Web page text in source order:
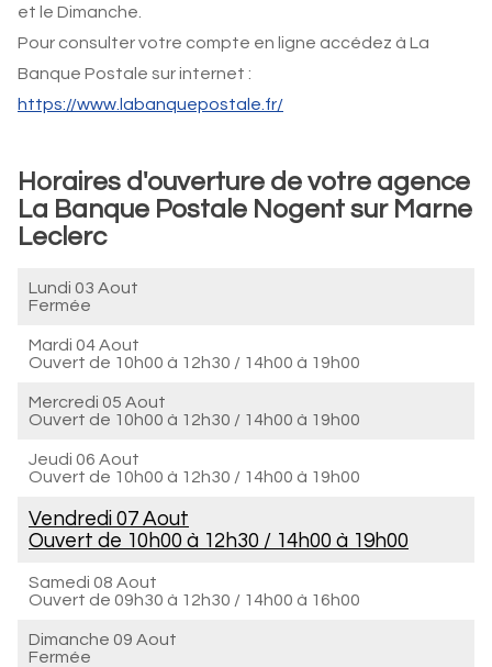
et le Dimanche.
Pour consulter votre compte en ligne accédez à La
Banque Postale sur internet :
https://www.labanquepostale.fr/
Horaires d'ouverture de votre agence
La Banque Postale Nogent sur Marne
Leclerc
Lundi 03 Aout
Fermée
Mardi 04 Aout
Ouvert de 10h00 à 12h30 / 14h00 à 19h00
Mercredi 05 Aout
Ouvert de 10h00 à 12h30 / 14h00 à 19h00
Jeudi 06 Aout
Ouvert de 10h00 à 12h30 / 14h00 à 19h00
Vendredi 07 Aout
Ouvert de 10h00 à 12h30 / 14h00 à 19h00
Samedi 08 Aout
Ouvert de 09h30 à 12h30 / 14h00 à 16h00
Dimanche 09 Aout
Fermée